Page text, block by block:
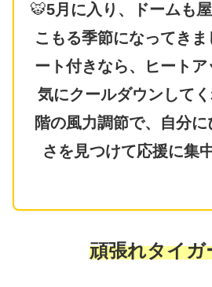
🐯5月に入り、ドームも
こもる季節になってき
ート付きなら、ヒート
気にクールダウンして
階の風力調節で、自分
さを見つけて応援に集
頑張れタイガ